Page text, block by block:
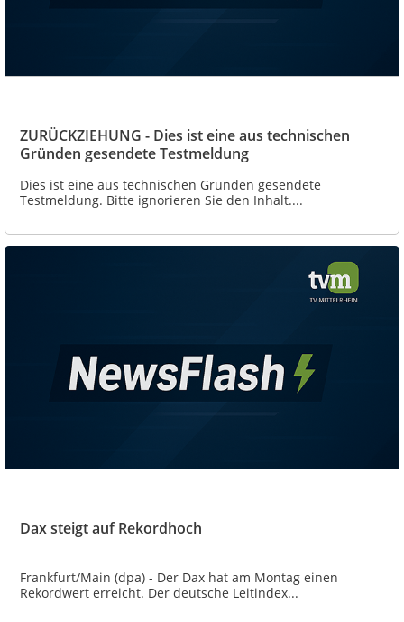
ZURÜCKZIEHUNG - Dies ist eine aus technischen
Gründen gesendete Testmeldung
Dies ist eine aus technischen Gründen gesendete
Testmeldung. Bitte ignorieren Sie den Inhalt....
Dax steigt auf Rekordhoch
Frankfurt/Main (dpa) - Der Dax hat am Montag einen
Rekordwert erreicht. Der deutsche Leitindex...